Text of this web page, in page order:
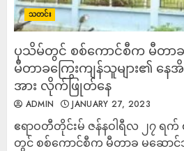
သတင်း
ပုသိမ်တွင် စစ်ကောင်စီက မီတာခ
မီတာခကြွေးကျန်သူများ၏ နေအိမ်
အား လိုက်ဖြုတ်နေ
ADMIN JANUARY 27, 2023
ဧရာဝတီတိုင်းမ် ဇန်နဝါရီလ ၂၇ ရက်
တွင် စစ်ကောင်စီက မီတာခ မဆောင်သူ